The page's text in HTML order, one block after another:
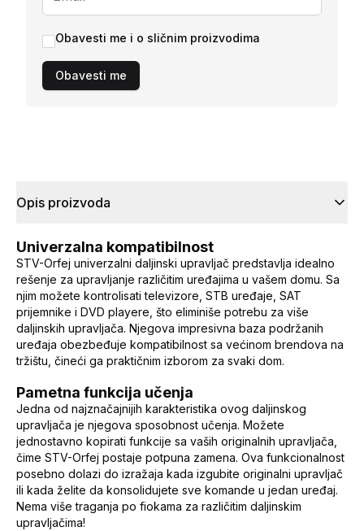
Obavesti me i o sličnim proizvodima
Obavesti me
Opis proizvoda
Univerzalna kompatibilnost
STV-Orfej univerzalni daljinski upravljač predstavlja idealno
rešenje za upravljanje različitim uređajima u vašem domu. Sa
njim možete kontrolisati televizore, STB uređaje, SAT
prijemnike i DVD playere, što eliminiše potrebu za više
daljinskih upravljača. Njegova impresivna baza podržanih
uređaja obezbeđuje kompatibilnost sa većinom brendova na
tržištu, čineći ga praktičnim izborom za svaki dom.
Pametna funkcija učenja
Jedna od najznačajnijih karakteristika ovog daljinskog
upravljača je njegova sposobnost učenja. Možete
jednostavno kopirati funkcije sa vaših originalnih upravljača,
čime STV-Orfej postaje potpuna zamena. Ova funkcionalnost
posebno dolazi do izražaja kada izgubite originalni upravljač
ili kada želite da konsolidujete sve komande u jedan uređaj.
Nema više traganja po fiokama za različitim daljinskim
upravljačima!